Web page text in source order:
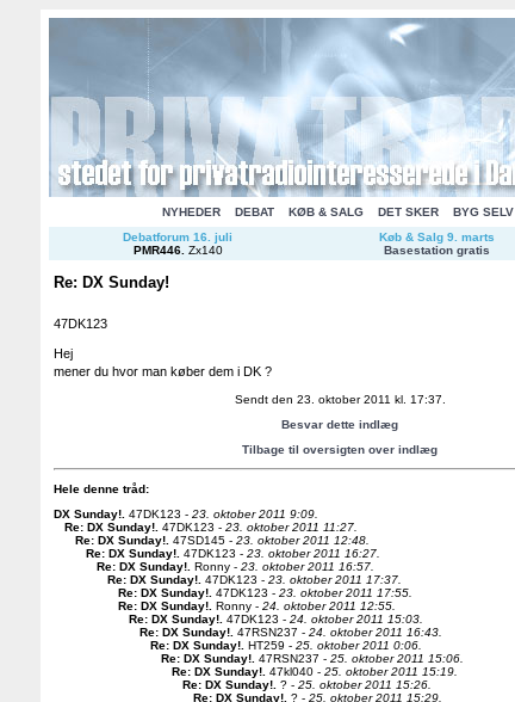
NYHEDER DEBAT KØB & SALG DET SKER BYG SELV
Debatforum 16. juli
PMR446. Zx140
Køb & Salg 9. marts
Basestation gratis
Re: DX Sunday!
47DK123
Hej
mener du hvor man køber dem i DK ?
Sendt den 23. oktober 2011 kl. 17:37.
Besvar dette indlæg
Tilbage til oversigten over indlæg
Hele denne tråd:
DX Sunday! 47DK123 - 23. oktober 2011 9:09.
Re: DX Sunday! 47DK123 - 23. oktober 2011 11:27.
Re: DX Sunday! 47SD145 - 23. oktober 2011 12:48.
Re: DX Sunday! 47DK123 - 23. oktober 2011 16:27.
Re: DX Sunday! Ronny - 23. oktober 2011 16:57.
Re: DX Sunday! 47DK123 - 23. oktober 2011 17:37.
Re: DX Sunday! 47DK123 - 23. oktober 2011 17:55.
Re: DX Sunday! Ronny - 24. oktober 2011 12:55.
Re: DX Sunday! 47DK123 - 24. oktober 2011 15:03.
Re: DX Sunday! 47RSN237 - 24. oktober 2011 16:43.
Re: DX Sunday! HT259 - 25. oktober 2011 0:06.
Re: DX Sunday! 47RSN237 - 25. oktober 2011 15:06.
Re: DX Sunday! 47kl040 - 25. oktober 2011 15:19.
Re: DX Sunday! ? - 25. oktober 2011 15:26.
Re: DX Sunday! ? - 25. oktober 2011 15:29.